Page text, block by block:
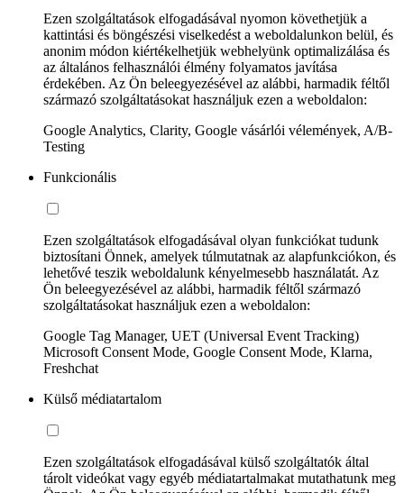
Ezen szolgáltatások elfogadásával nyomon követhetjük a
kattintási és böngészési viselkedést a weboldalunkon belül, és
anonim módon kiértékelhetjük webhelyünk optimalizálása és
az általános felhasználói élmény folyamatos javítása
érdekében. Az Ön beleegyezésével az alábbi, harmadik féltől
származó szolgáltatásokat használjuk ezen a weboldalon:
Google Analytics, Clarity, Google vásárlói vélemények, A/B-
Testing
Funkcionális
Ezen szolgáltatások elfogadásával olyan funkciókat tudunk
biztosítani Önnek, amelyek túlmutatnak az alapfunkciókon, és
lehetővé teszik weboldalunk kényelmesebb használatát. Az
Ön beleegyezésével az alábbi, harmadik féltől származó
szolgáltatásokat használjuk ezen a weboldalon:
Google Tag Manager, UET (Universal Event Tracking)
Microsoft Consent Mode, Google Consent Mode, Klarna,
Freshchat
Külső médiatartalom
Ezen szolgáltatások elfogadásával külső szolgáltatók által
tárolt videókat vagy egyéb médiatartalmakat mutathatunk meg